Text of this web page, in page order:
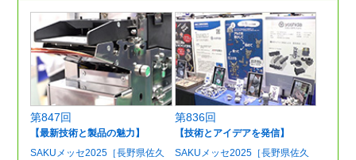
第847回
【最新技術と製品の魅力】
SAKUメッセ2025［長野県佐久
第836回
【技術とアイデアを発信】
SAKUメッセ2025［長野県佐久